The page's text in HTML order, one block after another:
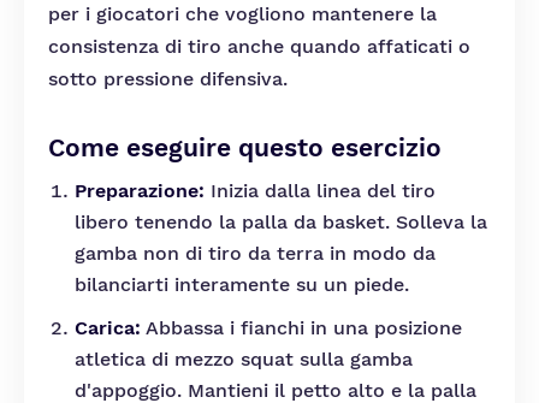
per i giocatori che vogliono mantenere la
consistenza di tiro anche quando affaticati o
sotto pressione difensiva.
Come eseguire questo esercizio
Preparazione: Inizia dalla linea del tiro
libero tenendo la palla da basket. Solleva la
gamba non di tiro da terra in modo da
bilanciarti interamente su un piede.
Carica: Abbassa i fianchi in una posizione
atletica di mezzo squat sulla gamba
d'appoggio. Mantieni il petto alto e la palla